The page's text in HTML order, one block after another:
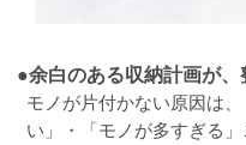
●余白のある収納計画が
モノが片付かない原因は
い」・「モノが多すぎる」